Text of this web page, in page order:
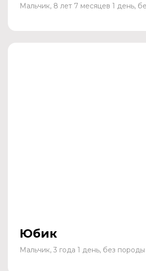
Мальчик, 8 лет 7 месяцев 1 день,
Юбик
Мальчик, 3 года 1 день, без породы